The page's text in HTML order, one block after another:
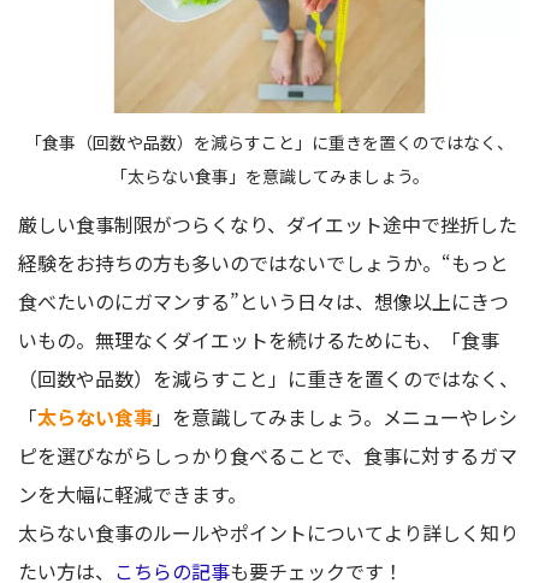
「食事（回数や品数）を減らすこと」に重きを置くのではなく、
「太らない食事」を意識してみましょう。
厳しい食事制限がつらくなり、ダイエット途中で挫折した
経験をお持ちの方も多いのではないでしょうか。“もっと
食べたいのにガマンする”という日々は、想像以上にきつ
いもの。無理なくダイエットを続けるためにも、「食事
（回数や品数）を減らすこと」に重きを置くのではなく、
「太らない食事」を意識してみましょう。メニューやレシ
ピを選びながらしっかり食べることで、食事に対するガマ
ンを大幅に軽減できます。
太らない食事のルールやポイントについてより詳しく知り
たい方は、 こちらの記事も要チェックです！